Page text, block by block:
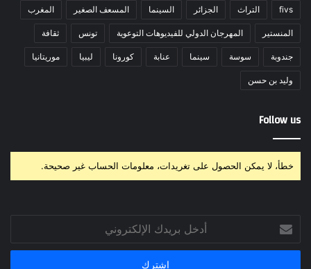
fivs التراث الجزائر السينما المسعف الصغير المغرب
المنستير المهرجان الدولي للفيديوهات التوعوية تونس ثقافة
جندوبة سوسة سينما عنابة كورونا ليبيا موريتانيا
وليد بن حسن
Follow us
خطأ، لا يمكن الحصول على تغريدات، معلومات الحساب غير صحيحة.
بريدك
الإلكتروني